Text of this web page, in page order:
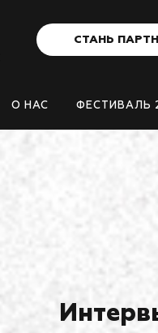
СТАНЬ
О НАС ФЕСТИВАЛЬ